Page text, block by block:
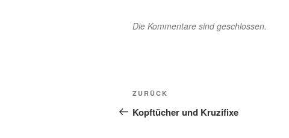
Die Kommentare sind geschlossen.
Beitragsnavigation
Vorheriger
Beitrag
ZURÜCK
Kopftücher und Kruzifixe